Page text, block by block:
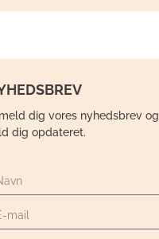
dig vores nyhedsbrev og
dig opdateret.